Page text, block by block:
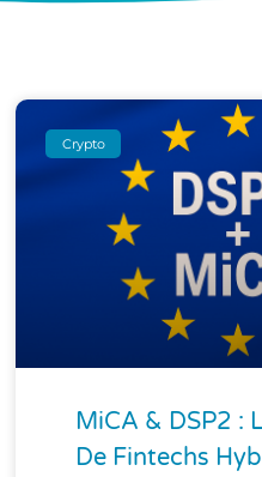
Crypto
MiCA & DSP2 :
De Fintechs